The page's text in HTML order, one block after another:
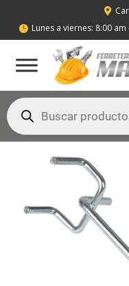

 Lunes a viernes: 8:00
Búsqueda
de
productos